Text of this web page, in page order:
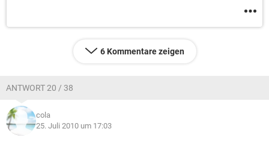
6 Kommentare zeigen
ANTWORT 20 / 38
cola
25. Juli 2010 um 17:03